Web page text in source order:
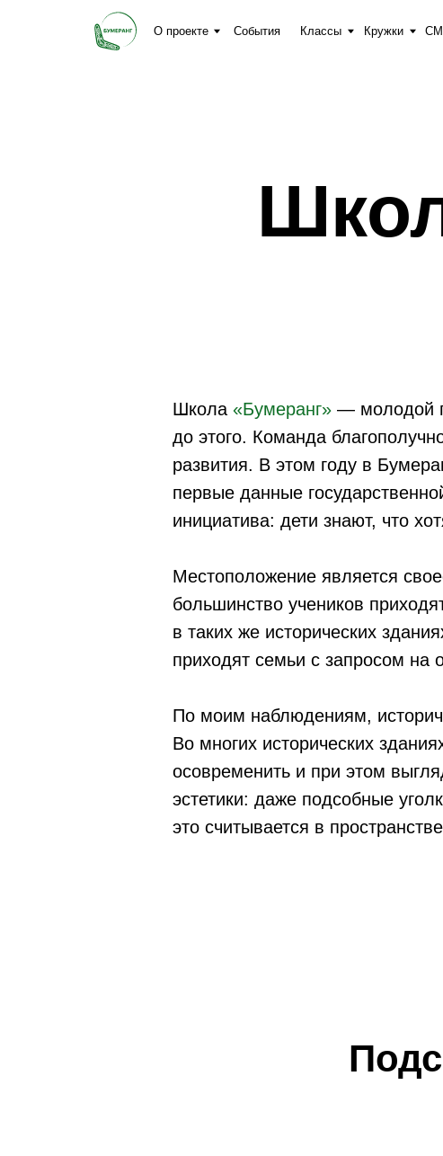
События
О проекте Кружки СМИ о нас
Классы
Школа «Бумеранг» — молодой
до этого. Команда
развития. В этом году в
первые данные
инициатива: дети знают, что
Местоположение является
большинство учеников
в таких же исторических
приходят семьи с запросом
По моим наблюдениям,
Во многих исторических
осовременить и при этом
эстетики: даже подсобные
это считывается в